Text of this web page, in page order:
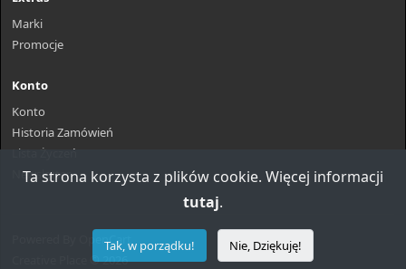
Marki
Promocje
Konto
Konto
Historia Zamówień
Lista Życzeń
Newsletter
OpenCart
Creative Place © 2026
Ta strona korzysta z plików cookie. Więcej informacji
tutaj.
Tak, w porządku! Nie, Dziękuję!